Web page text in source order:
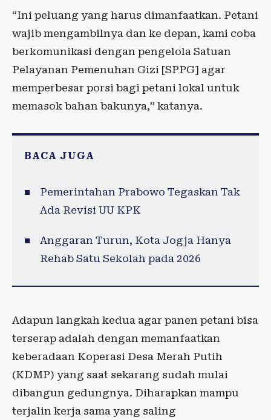
“Ini peluang yang harus dimanfaatkan. Petani
wajib mengambilnya dan ke depan, kami coba
berkomunikasi dengan pengelola Satuan
Pelayanan Pemenuhan Gizi [SPPG] agar
memperbesar porsi bagi petani lokal untuk
memasok bahan bakunya,” katanya.
BACA JUGA
Pemerintahan Prabowo Tegaskan Tak
Ada Revisi UU KPK
Anggaran Turun, Kota Jogja Hanya
Rehab Satu Sekolah pada 2026
Adapun langkah kedua agar panen petani bisa
terserap adalah dengan memanfaatkan
keberadaan Koperasi Desa Merah Putih
(KDMP) yang saat sekarang sudah mulai
dibangun gedungnya. Diharapkan mampu
terjalin kerja sama yang saling